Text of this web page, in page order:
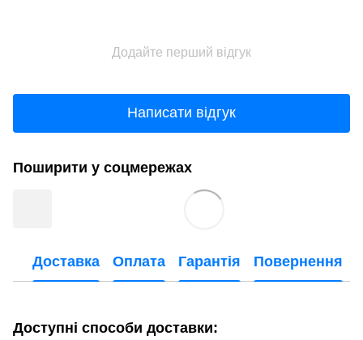
Додайте перший відгук
Написати відгук
Поширити у соцмережах
Доставка Оплата Гарантія Повернення
Доступні способи доставки: